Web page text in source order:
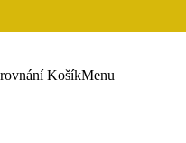
KošíkMenu